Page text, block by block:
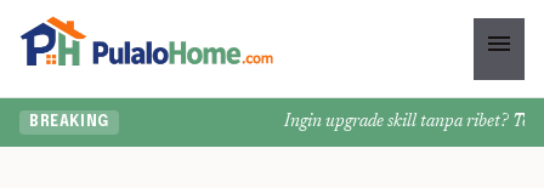
menu
BREAKING Ingin upgrade skill tanpa ribet?